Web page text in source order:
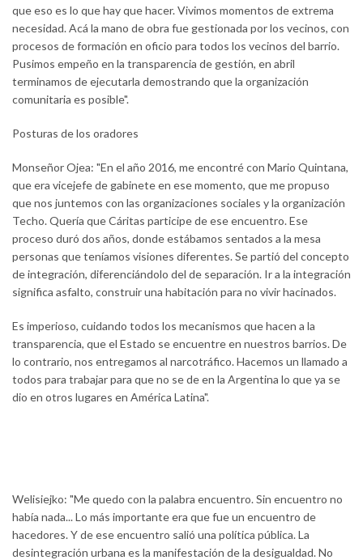
que eso es lo que hay que hacer. Vivimos momentos de extrema
necesidad. Acá la mano de obra fue gestionada por los vecinos, con
procesos de formación en oficio para todos los vecinos del barrio.
Pusimos empeño en la transparencia de gestión, en abril
terminamos de ejecutarla demostrando que la organización
comunitaria es posible".
Posturas de los oradores
Monseñor Ojea: "En el año 2016, me encontré con Mario Quintana,
que era vicejefe de gabinete en ese momento, que me propuso
que nos juntemos con las organizaciones sociales y la organización
Techo. Quería que Cáritas participe de ese encuentro. Ese
proceso duró dos años, donde estábamos sentados a la mesa
personas que teníamos visiones diferentes. Se partió del concepto
de integración, diferenciándolo del de separación. Ir a la integración
significa asfalto, construir una habitación para no vivir hacinados.
Es imperioso, cuidando todos los mecanismos que hacen a la
transparencia, que el Estado se encuentre en nuestros barrios. De
lo contrario, nos entregamos al narcotráfico. Hacemos un llamado a
todos para trabajar para que no se de en la Argentina lo que ya se
dio en otros lugares en América Latina".
Welisiejko: "Me quedo con la palabra encuentro. Sin encuentro no
había nada... Lo más importante era que fue un encuentro de
hacedores. Y de ese encuentro salió una política pública. La
desintegración urbana es la manifestación de la desigualdad. No